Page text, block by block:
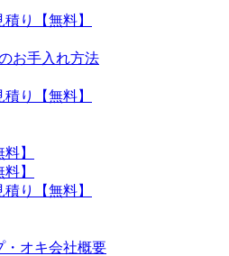
り【無料】
お手入れ方法
り【無料】
】
】
り【無料】
・オキ会社概要